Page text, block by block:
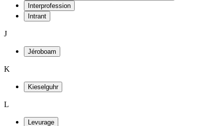
Interprofession
Intrant
J
Jéroboam
K
Kieselguhr
L
Levurage